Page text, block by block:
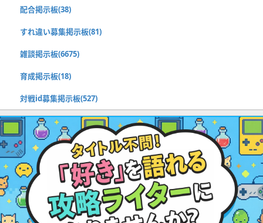
配合掲示板(38)
すれ違い募集掲示板(81)
雑談掲示板(6675)
育成掲示板(18)
対戦id募集掲示板(527)